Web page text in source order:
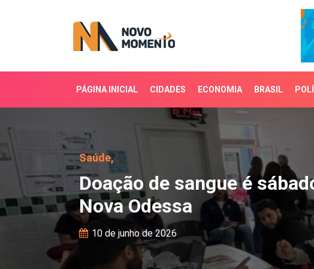
PÁGINA INICIAL CIDADES ECONOMIA BRASIL
Doação de sangue é
Saúde,
Doação de sangue é
Nova Odessa
10 de junho de 2026